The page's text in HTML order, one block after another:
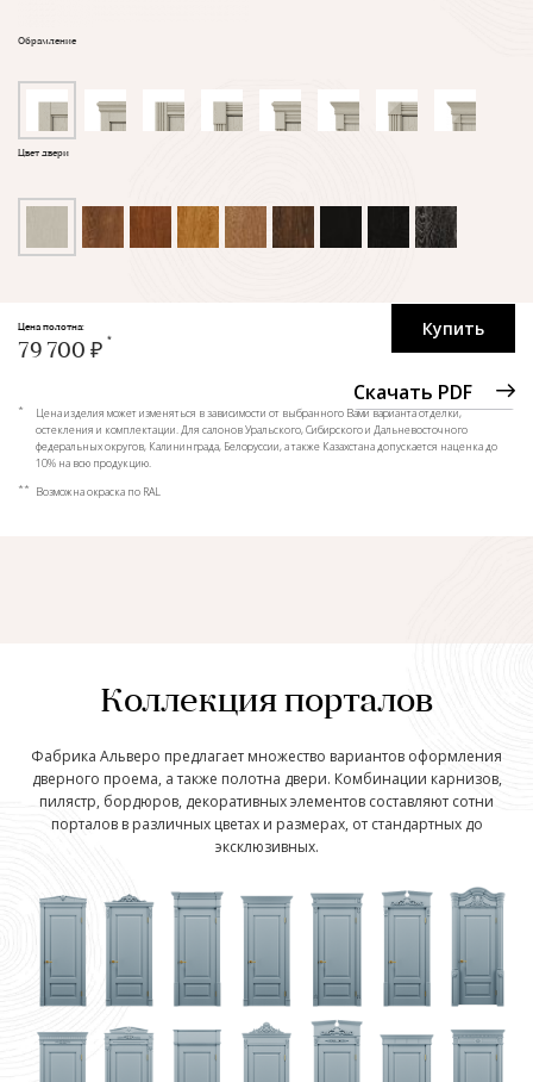
Обрамление
Цвет двери
Купить
Скачать PDF
Цена полотна:
79 700 ₽
*
Цена изделия может изменяться в зависимости от выбранного Вами варианта отделки,
остекления и комплектации. Для салонов Уральского, Сибирского и Дальневосточного
федеральных округов, Калининграда, Белоруссии, а также Казахстана допускается наценка до
10% на всю продукцию.
** Возможна окраска по RAL
Коллекция порталов
Фабрика Альверо предлагает множество вариантов оформления
дверного проема, а также полотна двери. Комбинации карнизов,
пилястр, бордюров, декоративных элементов составляют сотни
порталов в различных цветах и размерах, от стандартных до
эксклюзивных.